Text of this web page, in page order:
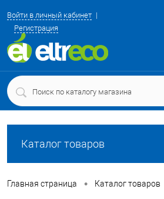
Войти в личный кабинет
Регистрация
Каталог товаров
Главная страница • Каталог товаров